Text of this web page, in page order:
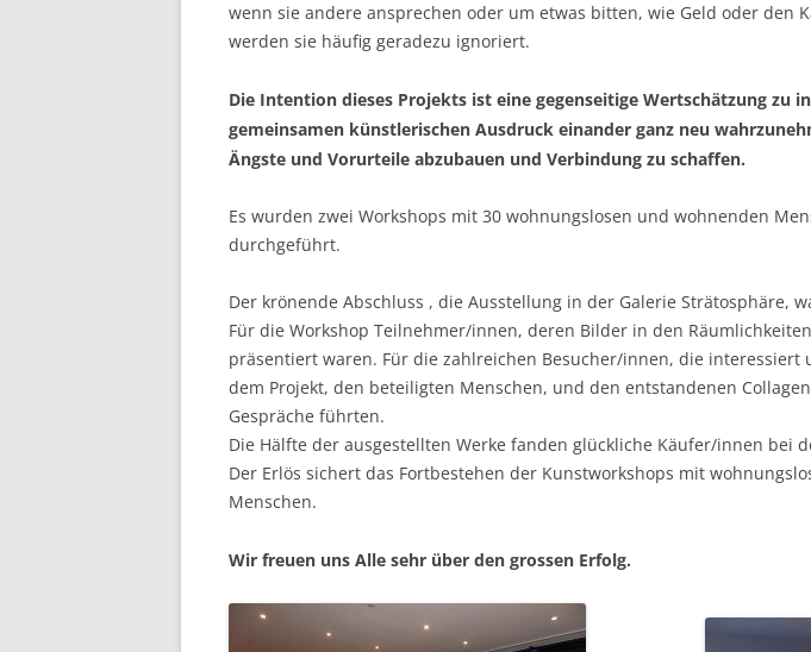
wenn sie andere ansprechen oder um etwas bitten, wie Geld oder den
werden sie häufig geradezu ignoriert.
Die Intention dieses Projekts ist eine gegenseitige Wertschätzung zu
gemeinsamen künstlerischen Ausdruck einander ganz neu
Ängste und Vorurteile abzubauen und Verbindung zu schaffen.
Es wurden zwei Workshops mit 30 wohnungslosen und wohnenden
durchgeführt.
Der krönende Abschluss , die Ausstellung in der Galerie Strätosphäre,
Für die Workshop Teilnehmer/innen, deren Bilder in den
präsentiert waren. Für die zahlreichen Besucher/innen, die interessiert
dem Projekt, den beteiligten Menschen, und den entstandenen
Gespräche führten.
Die Hälfte der ausgestellten Werke fanden glückliche Käufer/innen bei
Der Erlös sichert das Fortbestehen der Kunstworkshops mit
Menschen.
Wir freuen uns Alle sehr über den grossen Erfolg.